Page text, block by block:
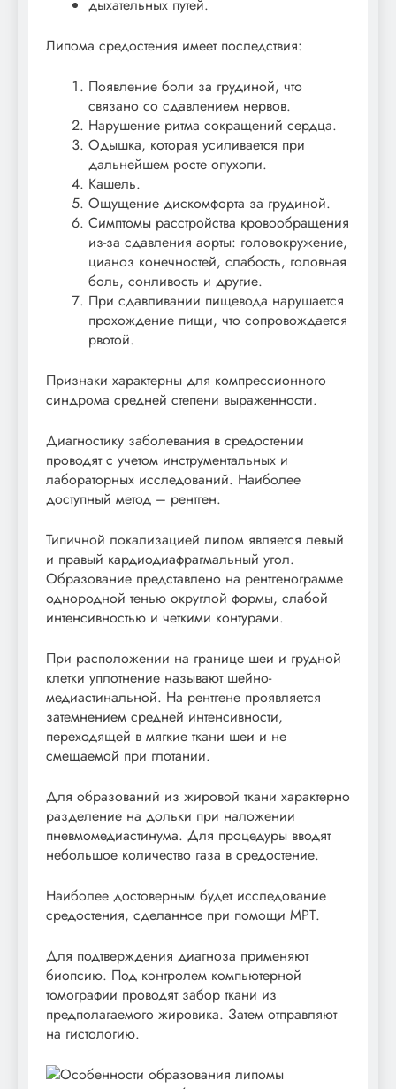
дыхательных путей.
Липома средостения имеет последствия:
Появление боли за грудиной, что
связано со сдавлением нервов.
Нарушение ритма сокращений сердца.
Одышка, которая усиливается при
дальнейшем росте опухоли.
Кашель.
Ощущение дискомфорта за грудиной.
Симптомы расстройства кровообращения
из-за сдавления аорты: головокружение,
цианоз конечностей, слабость, головная
боль, сонливость и другие.
При сдавливании пищевода нарушается
прохождение пищи, что сопровождается
рвотой.
Признаки характерны для компрессионного
синдрома средней степени выраженности.
Диагностику заболевания в средостении
проводят с учетом инструментальных и
лабораторных исследований. Наиболее
доступный метод – рентген.
Типичной локализацией липом является левый
и правый кардиодиафрагмальный угол.
Образование представлено на рентгенограмме
однородной тенью округлой формы, слабой
интенсивностью и четкими контурами.
При расположении на границе шеи и грудной
клетки уплотнение называют шейно-
медиастинальной. На рентгене проявляется
затемнением средней интенсивности,
переходящей в мягкие ткани шеи и не
смещаемой при глотании.
Для образований из жировой ткани характерно
разделение на дольки при наложении
пневмомедиастинума. Для процедуры вводят
небольшое количество газа в средостение.
Наиболее достоверным будет исследование
средостения, сделанное при помощи МРТ.
Для подтверждения диагноза применяют
биопсию. Под контролем компьютерной
томографии проводят забор ткани из
предполагаемого жировика. Затем отправляют
на гистологию.